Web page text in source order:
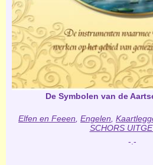
De Symbolen van de
Elfen en Feeen Engelen
SCHORS
-.-